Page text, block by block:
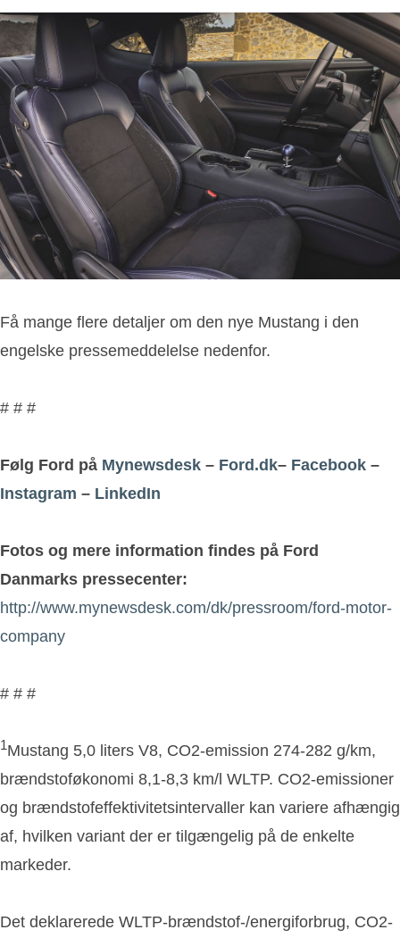
Få mange flere detaljer om den nye Mustang i den
engelske pressemeddelelse nedenfor.
# # #
Følg Ford på Mynewsdesk – Ford.dk– Facebook –
Instagram – LinkedIn
Fotos og mere information findes på Ford
Danmarks pressecenter:
http://www.mynewsdesk.com/dk/pressroom/ford-motor-
company
# # #
1Mustang 5,0 liters V8, CO2-emission 274-282 g/km,
brændstoføkonomi 8,1-8,3 km/l WLTP. CO2-emissioner
og brændstofeffektivitetsintervaller kan variere afhængig
af, hvilken variant der er tilgængelig på de enkelte
markeder.
Det deklarerede WLTP-brændstof-/energiforbrug, CO2-